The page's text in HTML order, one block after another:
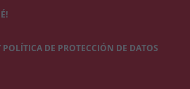
DE PROTECCIÓN DE DATOS